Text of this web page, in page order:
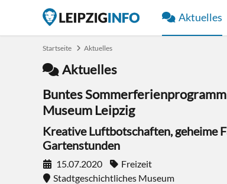
Aktuelles
Startseite Aktuelles
Aktuelles
Buntes
Museum Leipzig
Kreative Luftbotschaften, geheime
Gartenstunden
15.07.2020
Freizeit
Stadtgeschichtliches Museum